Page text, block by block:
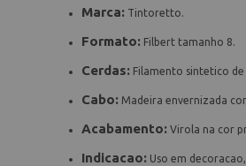
Marca: Tintoretto.
Formato: Filbert tamanho 8.
Cerdas: Filamento sintetico
Cabo: Madeira envernizada
Acabamento: Virola na cor
Indicacao: Uso em